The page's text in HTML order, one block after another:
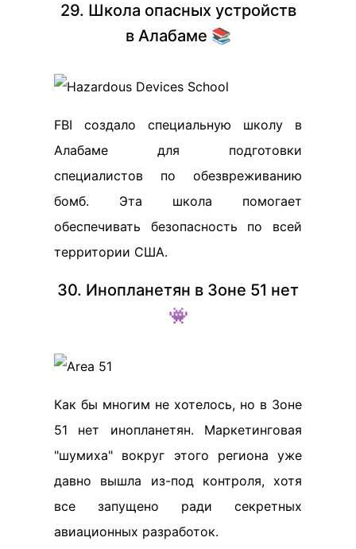
29. Школа опасных устройств
в Алабаме 📚
FBI создало специальную школу в
Алабаме для подготовки
специалистов по обезвреживанию
бомб. Эта школа помогает
обеспечивать безопасность по всей
территории США.
30. Инопланетян в Зоне 51 нет
👾
Как бы многим не хотелось, но в Зоне
51 нет инопланетян. Маркетинговая
"шумиха" вокруг этого региона уже
давно вышла из-под контроля, хотя
все запущено ради секретных
авиационных разработок.